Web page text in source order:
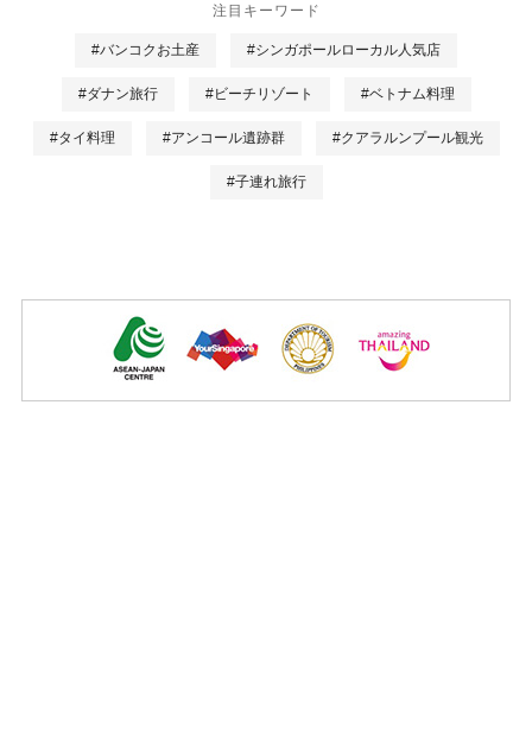
注目キーワード
#バンコクお土産 #シンガポールローカル人気店
#ダナン旅行 #ビーチリゾート #ベトナム料理
#タイ料理 #アンコール遺跡群 #クアラルンプール観光
#子連れ旅行